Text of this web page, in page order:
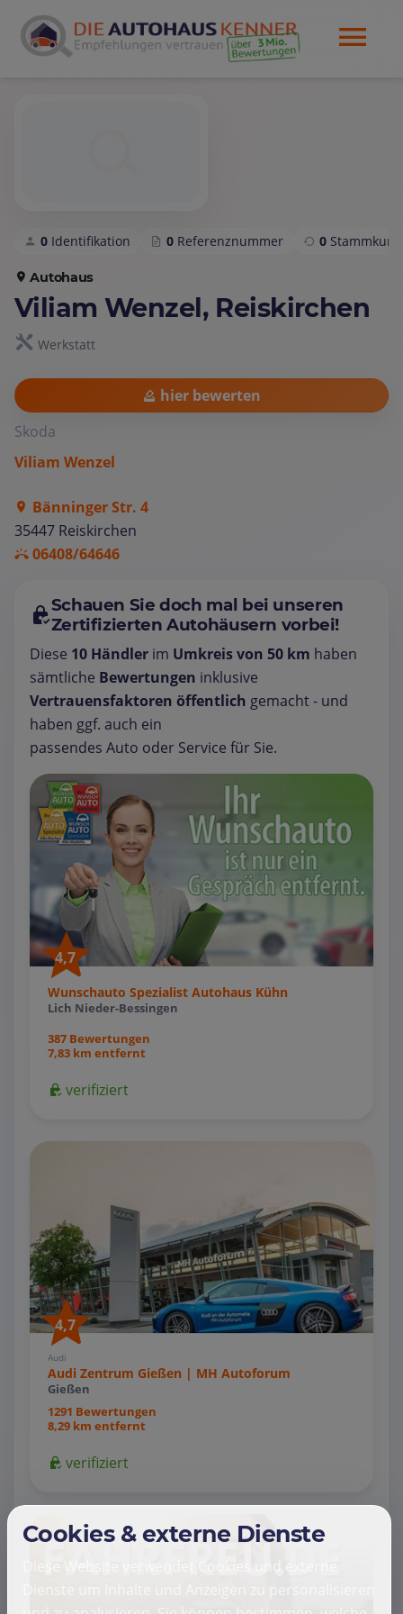
0 Identifikation 0 Referenznummer 0
Autohaus
Viliam Wenzel, Reiskirchen
Werkstatt
hier bewerten
Skoda
Viliam Wenzel
Bänninger Str. 4
35447 Reiskirchen
06408/64646
Schauen Sie doch mal bei unseren
Zertifizierten Autohäusern vorbei!
Diese 10 Händler im Umkreis von 50 km haben
sämtliche Bewertungen inklusive
Vertrauensfaktoren öffentlich gemacht - und
haben ggf. auch ein
passendes Auto oder Service für Sie.
4,7
Wunschauto Spezialist Autohaus Kühn
Lich Nieder-Bessingen
387 Bewertungen
7,83 km entfernt
verifiziert
4,7
Audi
Audi Zentrum Gießen | MH Autoforum
Gießen
1291 Bewertungen
8,29 km entfernt
verifiziert
Cookies & externe Dienste